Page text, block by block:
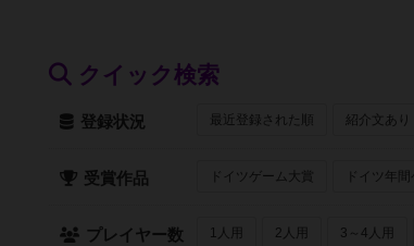
クイック検索
登録状況 最近登録された順 紹介文あり
受賞作品 ドイツゲーム大賞 ドイツ年間
プレイヤー数 1人用 2人用 3～4人用